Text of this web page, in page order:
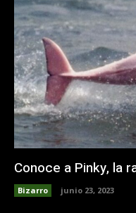
Conoce a Pinky, la
Bizarro junio 23, 2023